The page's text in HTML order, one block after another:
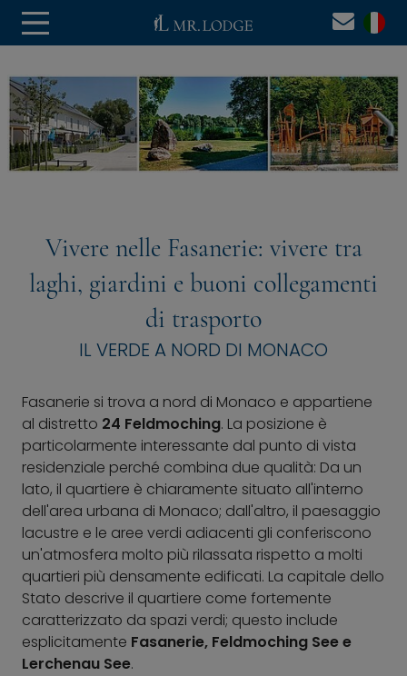
Vivere nelle Fasanerie: vivere tra
laghi, giardini e buoni collegamenti
di trasporto
IL VERDE A NORD DI MONACO
Fasanerie si trova a nord di Monaco e appartiene
al distretto 24 Feldmoching. La posizione è
particolarmente interessante dal punto di vista
residenziale perché combina due qualità: Da un
lato, il quartiere è chiaramente situato all'interno
dell'area urbana di Monaco; dall'altro, il paesaggio
lacustre e le aree verdi adiacenti gli conferiscono
un'atmosfera molto più rilassata rispetto a molti
quartieri più densamente edificati. La capitale dello
Stato descrive il quartiere come fortemente
caratterizzato da spazi verdi; questo include
esplicitamente Fasanerie, Feldmoching See e
Lerchenau See.